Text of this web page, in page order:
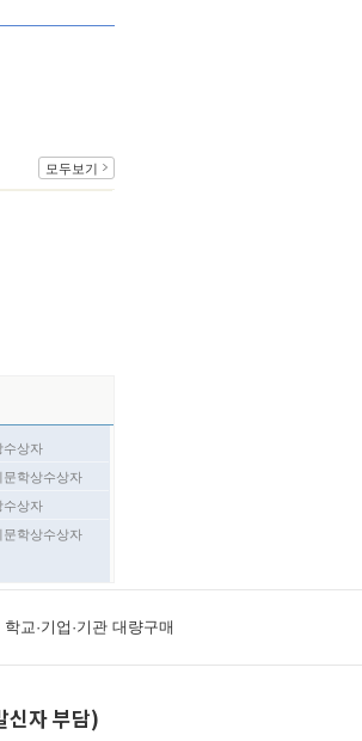
모두보기
수상자
학상수상자
상자
학상수상자
학교·기업·기관 대량구매
자 부담)